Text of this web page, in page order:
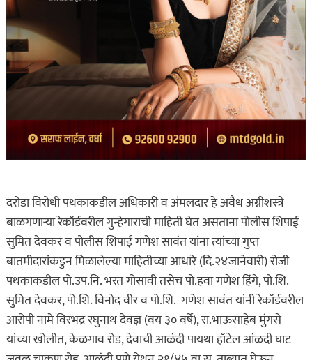
दरोडा विरोधी पथकाकडील अधिकारी व अंमलदार हे अवैध अग्नीशस्त्रे
बाळगणाऱ्या रेकॉर्डवरील गुन्हेगाराची माहिती घेत असताना पोलीस शिपाई
सुमित देवकर व पोलीस शिपाई गणेश सावंत यांना त्यांच्या गुप्त
बातमीदारांकडुन मिळालेल्या माहितीच्या आधारे (दि.२४जानेवारी) रोजी
पथकाकडील पो.उप.नि. भरत गोसावी तसेच पो.हवा गणेश हिंगे, पो.शि.
सुमित देवकर, पो.शि. विनोद वीर व पो.शि. गणेश सावंत यांनी रेकॉर्डवरील
आरोपी नामे विरभद्र रघुनाथ देवज्ञ (वय ३० वर्षे), रा.भाऊसाहेब मुंगसे
यांच्या खोलीत, केळगाव रोड, देवाची आळंदी पायथा हॉटेल आंळदी घाट